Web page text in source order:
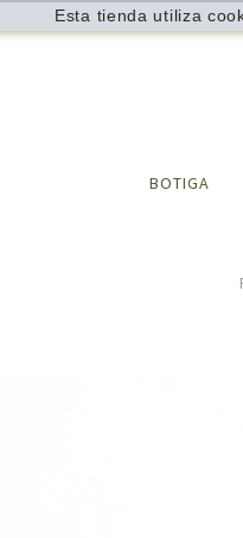
BOTIGA
Esta tienda utiliza